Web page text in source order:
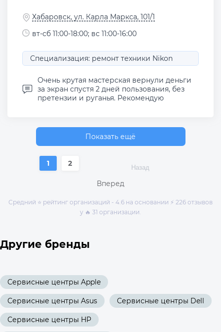
Хабаровск, ул. Карла Маркса, 101/1
вт-сб 11:00-18:00; вс 11:00-16:00
Специализация: ремонт техники Nikon
Очень крутая мастерская вернули деньги
за экран спустя 2 дней пользования, без
претензии и руганья. Рекомендую
Показать ещё
Назад
1 2
Вперед
Средний ⭐ рейтинг организаций - 4.6 на основании ⚡ 226 отзывов
у 🔥 31 организации.
Другие бренды
Сервисные центры Apple
Сервисные центры Asus Сервисные центры Dell
Сервисные центры HP